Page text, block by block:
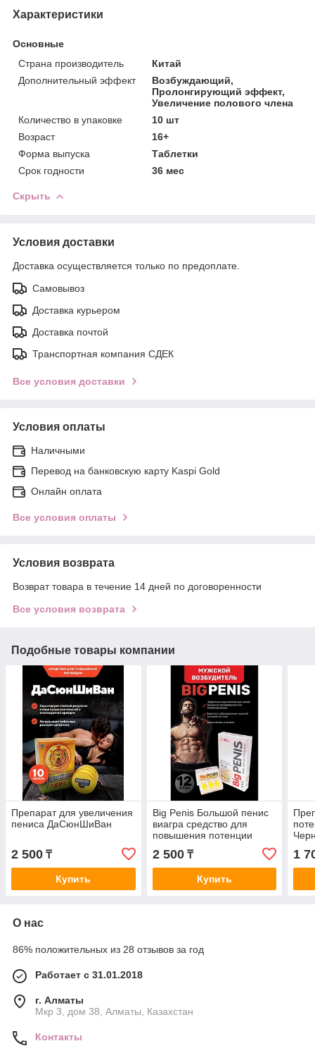
Характеристики
Основные
Страна производитель
Китай
Дополнительный эффект
Возбуждающий,
Пролонгирующий эффект,
Увеличение полового члена
Количество в упаковке
10 шт
Возраст
16+
Форма выпуска
Таблетки
Срок годности
36 мес
Скрыть
Условия доставки
Доставка осуществляется только по предоплате.
Самовывоз
Доставка курьером
Доставка почтой
Транспортная компания СДЕК
Все условия доставки
Условия оплаты
Наличными
Перевод на банковскую карту Kaspi Gold
Онлайн оплата
Все условия оплаты
Условия возврата
Возврат товара в течение 14 дней по договоренности
Все условия возврата
Подобные товары компании
Препарат для увеличения
пениса ДаСюнШиВан
2 500 ₸
Купить
Big Penis Большой пенис
виагра средство для
повышения потенции
2 500₸
Купить
1
О нас
86% положительных из 28 отзывов за год
Работает с 31.01.2018
г. Алматы
Мкр 3, дом 38, Алматы, Казахстан
Контакты